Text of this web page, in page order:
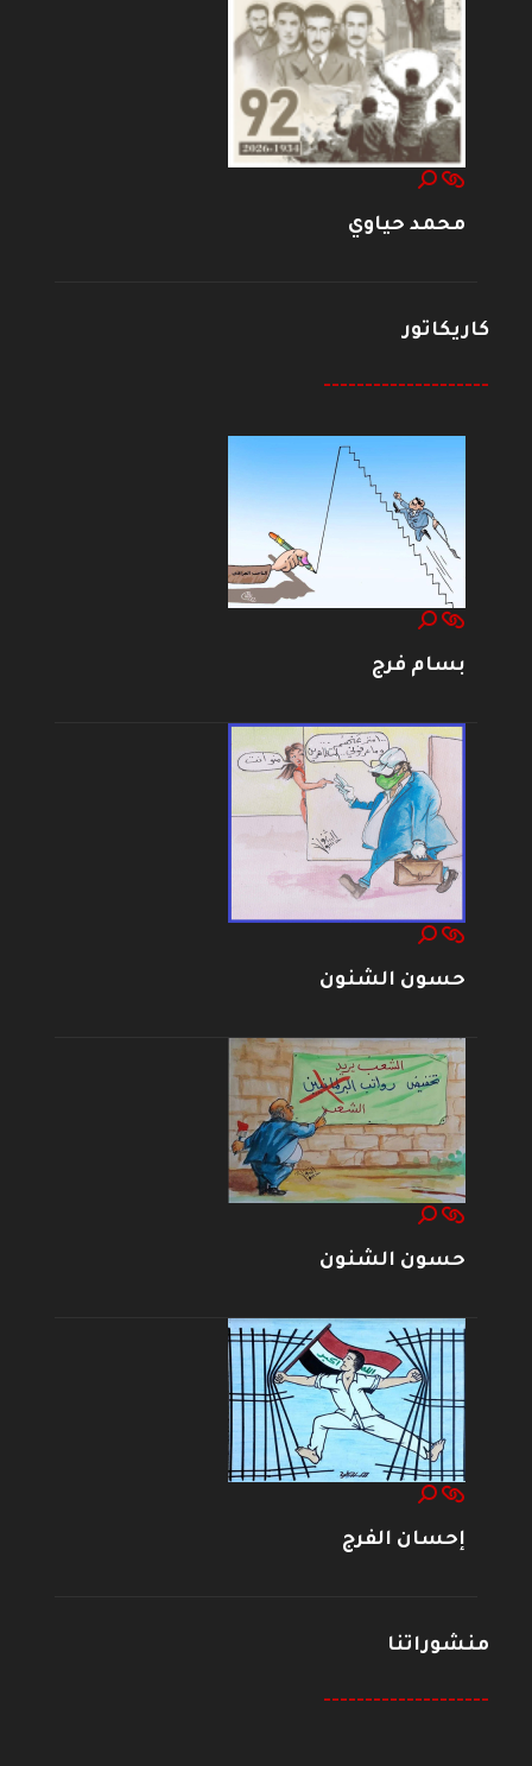
محمد حياوي
كاريكاتور
--------------------
بسام فرج
حسون الشنون
حسون الشنون
إحسان الفرج
منشوراتنا
--------------------